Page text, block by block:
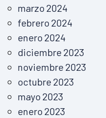
marzo 2024
febrero 2024
enero 2024
diciembre 2023
noviembre 2023
octubre 2023
mayo 2023
enero 2023